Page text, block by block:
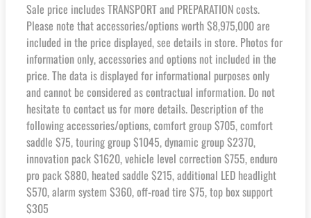
Sale price includes TRANSPORT and PREPARATION costs.
Please note that accessories/options worth $8,975,000 are
included in the price displayed, see details in store. Photos for
information only, accessories and options not included in the
price. The data is displayed for informational purposes only
and cannot be considered as contractual information. Do not
hesitate to contact us for more details. Description of the
following accessories/options, comfort group $705, comfort
saddle $75, touring group $1045, dynamic group $2370,
innovation pack $1620, vehicle level correction $755, enduro
pro pack $880, heated saddle $215, additional LED headlight
$570, alarm system $360, off-road tire $75, top box support
$305